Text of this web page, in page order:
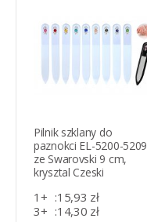
Pilnik szklany do
paznokci EL-5200-5209
ze Swarovski 9 cm,
krysztal Czeski
1+ :15,93 zł
3+ :14,30 zł